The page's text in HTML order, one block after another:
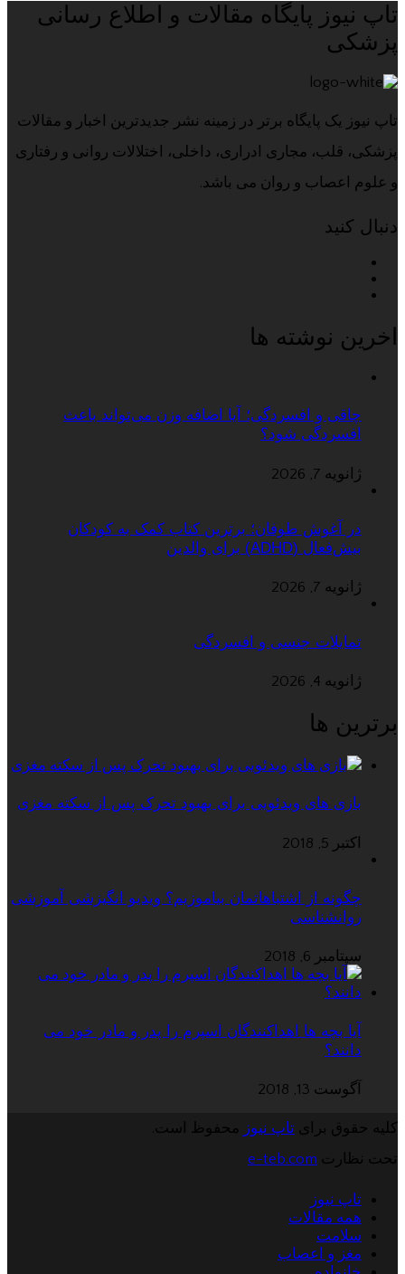
تاپ نیوز پایگاه مقالات و اطلاع رسانی
پزشکی
تاپ نیوز یک پایگاه برتر در زمینه نشر جدیدترین اخبار و مقالات
پزشکی، قلب، مجاری ادراری، داخلی، اختلالات روانی و رفتاری
و علوم اعصاب و روان می باشد.
دنبال کنید
اخرین نوشته ها
چاقی و افسردگی؛ آیا اضافه وزن می‌تواند باعث
افسردگی شود؟
ژانویه 7, 2026
در آغوش طوفان؛ برترین کتاب کمک به کودکان
بیش‌فعال (ADHD) برای والدین
ژانویه 7, 2026
تمایلات جنسی و افسردگی
ژانویه 4, 2026
برترین ها
بازی های ویدئویی برای بهبود تحرک پس از سکته مغزی
اکتبر 5, 2018
چگونه از اشتباهاتمان بیاموزیم؟ ویدیو انگیزشی آموزشی
روانشناسی
سپتامبر 6, 2018
آیا بچه ها اهداکنندگان اسپرم را پدر و مادر خود می
دانند؟
آگوست 13, 2018
کلیه حقوق برای تاپ نیوز
محفوظ است.
تحت نظارت e-teb.com
تاپ نیوز
همه مقالات
سلامت
مغز و اعصاب